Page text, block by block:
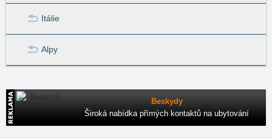
Itálie
Alpy
Beskydy
Široká nabídka přímých kontaktů na ubytování